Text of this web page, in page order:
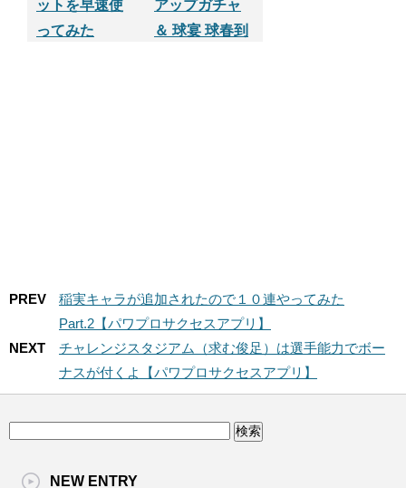
ットを早速使
ってみた
アップガチャ
＆ 球宴 球春到
PREV
稲実キャラが追加されたので１０連やってみた
Part.2【パワプロサクセスアプリ】
NEXT
チャレンジスタジアム（求む俊足）は選手能力でボー
ナスが付くよ【パワプロサクセスアプリ】
NEW ENTRY